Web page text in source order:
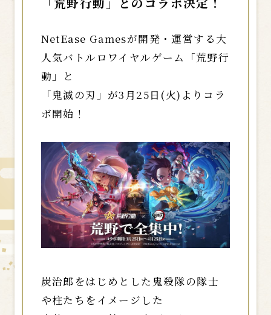
NetEase Gamesが開発・運営する大
人気バトルロワイヤルゲーム「荒野行
動」と
「鬼滅の刃」が3月25日(火)よりコラ
ボ開始！
炭治郎をはじめとした鬼殺隊の隊士
や柱たちをイメージした